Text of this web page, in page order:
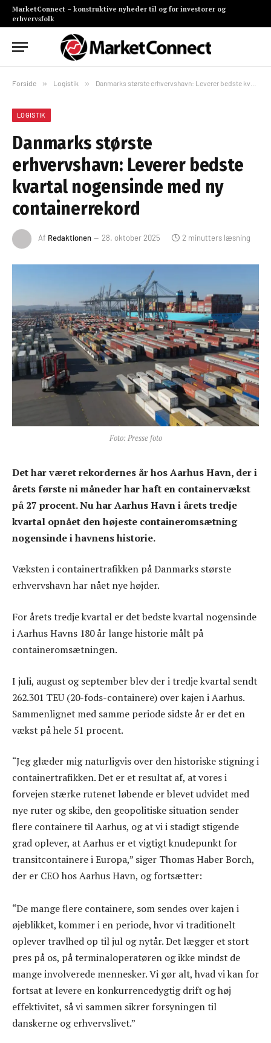
MarketConnect – konstruktive nyheder til og for investorer og
erhvervsfolk
Forside » Logistik » Danmarks største erhvervshavn: Leverer bedste kvartal nogensinde med ny containerrekord
LOGISTIK
Danmarks største
erhvervshavn: Leverer bedste
kvartal nogensinde med ny
containerrekord
Af Redaktionen 28. oktober 2025 2 minutters læsning
Foto: Presse foto
Det har været rekordernes år hos Aarhus Havn, der i
årets første ni måneder har haft en containervækst
på 27 procent. Nu har Aarhus Havn i årets tredje
kvartal opnået den højeste containeromsætning
nogensinde i havnens historie.
Væksten i containertrafikken på Danmarks største
erhvervshavn har nået nye højder.
For årets tredje kvartal er det bedste kvartal nogensinde
i Aarhus Havns 180 år lange historie målt på
containeromsætningen.
I juli, august og september blev der i tredje kvartal sendt
262.301 TEU (20-fods-containere) over kajen i Aarhus.
Sammenlignet med samme periode sidste år er det en
vækst på hele 51 procent.
“Jeg glæder mig naturligvis over den historiske stigning i
containertrafikken. Det er et resultat af, at vores i
forvejen stærke rutenet løbende er blevet udvidet med
nye ruter og skibe, den geopolitiske situation sender
flere containere til Aarhus, og at vi i stadigt stigende
grad oplever, at Aarhus er et vigtigt knudepunkt for
transitcontainere i Europa,” siger Thomas Haber Borch,
der er CEO hos Aarhus Havn, og fortsætter:
“De mange flere containere, som sendes over kajen i
øjeblikket, kommer i en periode, hvor vi traditionelt
oplever travlhed op til jul og nytår. Det lægger et stort
pres på os, på terminaloperatøren og ikke mindst de
mange involverede mennesker. Vi gør alt, hvad vi kan for
fortsat at levere en konkurrencedygtig drift og høj
effektivitet, så vi sammen sikrer forsyningen til
danskerne og erhvervslivet.”